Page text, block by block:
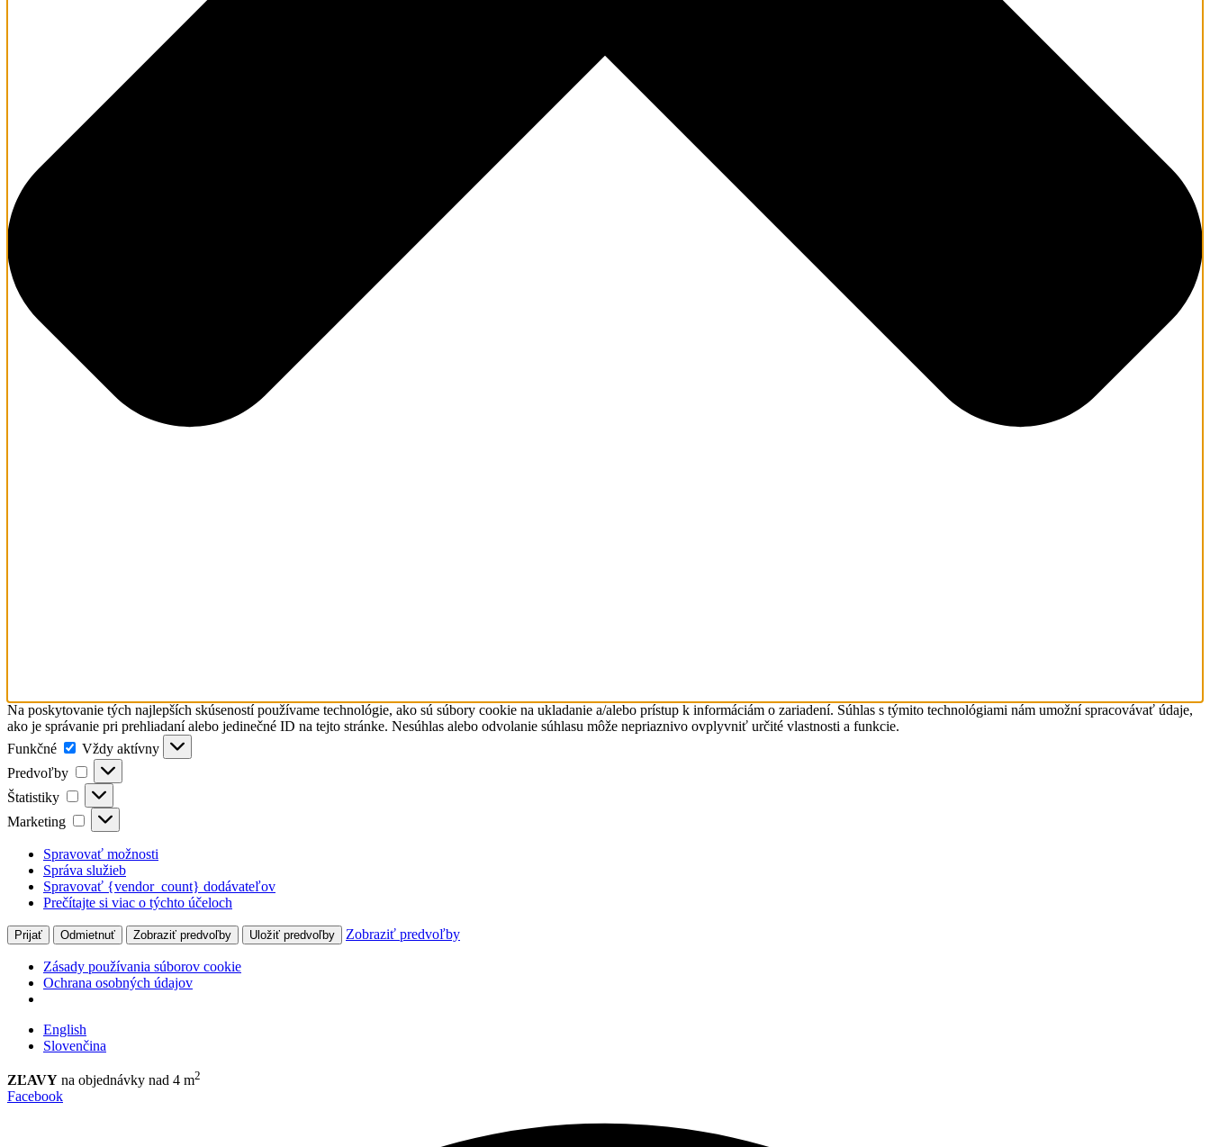
Na poskytovanie tých najlepších skúseností používame technológie, ako sú súbory cookie na ukladanie a/alebo prístup k informáciám o zariadení. Súhlas s týmito technológiami nám umožní spracovávať údaje,
ako je správanie pri prehliadaní alebo jedinečné ID na tejto stránke. Nesúhlas alebo odvolanie súhlasu môže nepriaznivo ovplyvniť určité vlastnosti a funkcie.
Funkčné
Funkčné
Vždy aktívny
Predvoľby
Predvoľby
Štatistiky Štatistiky
Marketing Marketing
Spravovať možnosti
Správa služieb
Spravovať {vendor_count} dodávateľov
Prečítajte si viac o týchto účeloch
Prijať Odmietnuť Zobraziť predvoľby Uložiť predvoľby Zobraziť predvoľby
Zásady používania súborov cookie
Ochrana osobných údajov
English
Slovenčina
ZĽAVY na objednávky nad 4 m2
Facebook